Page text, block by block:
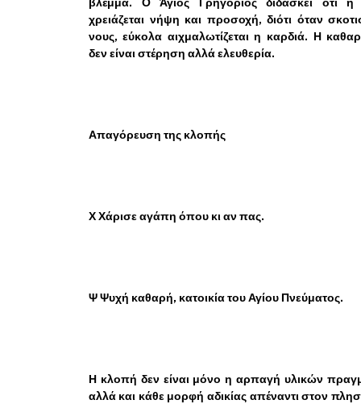
χρειάζεται νήψη και προσοχή, διότι όταν
νους, εύκολα αιχμαλωτίζεται η καρδιά. Η
δεν είναι στέρηση αλλά ελευθερία.
Απαγόρευση της κλοπής
Χ Χάρισε αγάπη όπου κι αν πας.
Ψ Ψυχή καθαρή, κατοικία του Αγίου Πνεύματος.
Η κλοπή δεν είναι μόνο η αρπαγή υλικών
αλλά και κάθε μορφή αδικίας απέναντι στον